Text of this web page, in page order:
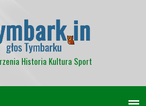
Historia Kultura Sport